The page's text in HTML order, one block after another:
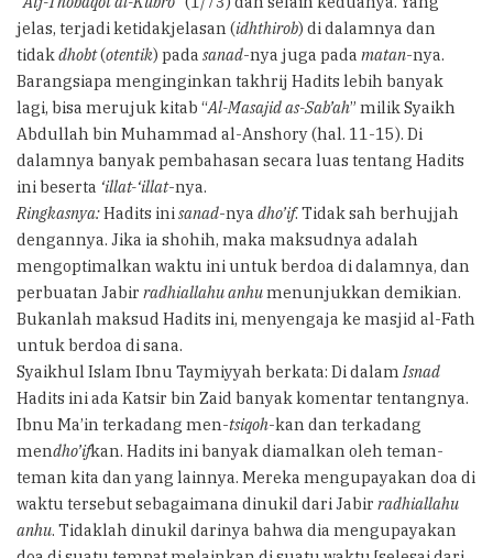
jelas, terjadi ketidakjelasan (idhthirob) di dalamnya dan
tidakdhobt(otentik) pada sanad-nya juga pada matan-nya.
Barangsiapa menginginkan takhrij Hadits lebih banyak
lagi, bisa merujuk kitab “Al-Masajid as-Sab’ah” milik Syaikh
Abdullah bin Muhammad al-Anshory (hal. 11-15). Di
dalamnya banyak pembahasan secara luas tentang Hadits
ini beserta ‘illat-‘illat-nya.
Ringkasnya:Hadits ini sanad-nya dho’if. Tidak sah berhujjah
dengannya. Jika ia shohih, maka maksudnya adalah
mengoptimalkan waktu ini untuk berdoa di dalamnya, dan
perbuatan Jabir radhiallahu anhumenunjukkan demikian.
Bukanlah maksud Hadits ini, menyengaja ke masjid al-Fath
untuk berdoa di sana.
Syaikhul Islam Ibnu Taymiyyah berkata: Di dalam Isnad
Hadits ini ada Katsir bin Zaid banyak komentar tentangnya.
Ibnu Ma’in terkadang men-tsiqoh-kan dan terkadang
mendho’ifkan. Hadits ini banyak diamalkan oleh teman-
teman kita dan yang lainnya. Mereka mengupayakan doa di
waktu tersebut sebagaimana dinukil dari Jabir radhiallahu
anhu. Tidaklah dinukil darinya bahwa dia mengupayakan